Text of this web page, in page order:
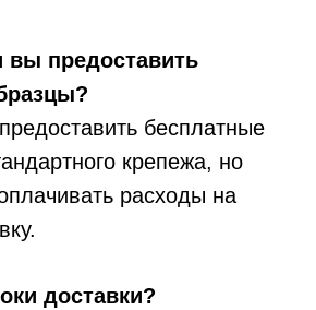
предоставить
бесплатные
крепежа, но
расходы на
доставки?